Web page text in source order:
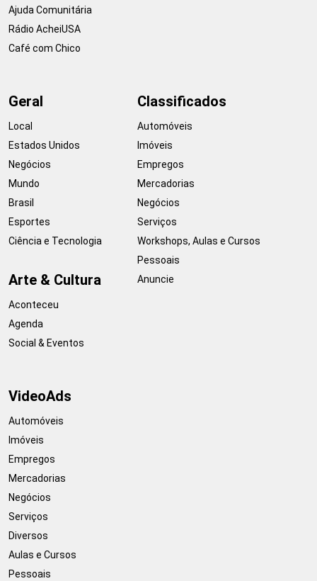
Ajuda Comunitária
Rádio AcheiUSA
Café com Chico
Geral
Local
Estados Unidos
Negócios
Mundo
Brasil
Esportes
Ciência e Tecnologia
Arte & Cultura
Aconteceu
Agenda
Social & Eventos
Classificados
Automóveis
Imóveis
Empregos
Mercadorias
Negócios
Serviços
Workshops, Aulas e Cursos
Pessoais
Anuncie
VideoAds
Automóveis
Imóveis
Empregos
Mercadorias
Negócios
Serviços
Diversos
Aulas e Cursos
Pessoais